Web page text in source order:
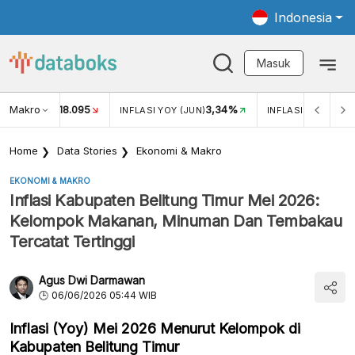
Indonesia
Masuk
Makro
USD/IDR 18.095 INFLASI YOY (JUN)3,34% INFLASI MOM
Home Data Stories Ekonomi & Makro
EKONOMI & MAKRO
Inflasi Kabupaten Belitung Timur Mei 2026:
Kelompok Makanan, Minuman Dan Tembakau
Tercatat Tertinggi
Agus Dwi Darmawan
06/06/2026 05:44 WIB
Inflasi (Yoy) Mei 2026 Menurut Kelompok di
Kabupaten Belitung Timur